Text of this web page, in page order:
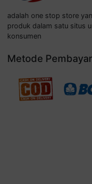
adalah one stop store
produk dalam satu situs
konsumen
Metode